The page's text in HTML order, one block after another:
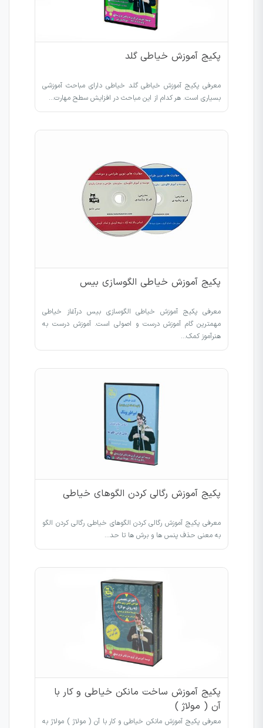
پکیج آموزش خیاطی گلد
معرفی پکیج آموزش خیاطی گلد خیاطی دارای مباحث آموزشی
بسیاری است. هر کدام از این مباحث در افزایش سطح مهارت…
پکیج آموزش خیاطی الگوسازی بیس
معرفی پکیج آموزش خیاطی الگوسازی بیس درآغاز خیاطی
مهمترین گام آموزش درست و اصولی است. آموزش درست به
هنرآموز کمک…
پکیج آموزش رگالی کردن الگوهای خیاطی
معرفی پکیج آموزش رگالی کردن الگوهای خیاطی رگالی کردن الگو
به معنی حذف پنس ها و برش ها تا حد…
پکیج آموزش ساخت مانکن خیاطی و کار با
آن ( مولاژ )
معرفی پکیج آموزش مانکن خیاطی و کار با آن ( مولاژ ) مولاژ به